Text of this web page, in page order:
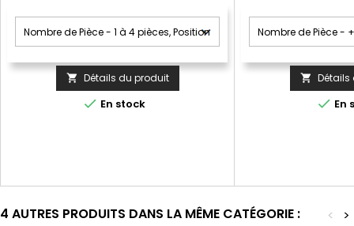
 Détails du produit
 En stock
 Détails
 En
4 AUTRES PRODUITS DANS LA MÊME CATÉGORIE : >
<